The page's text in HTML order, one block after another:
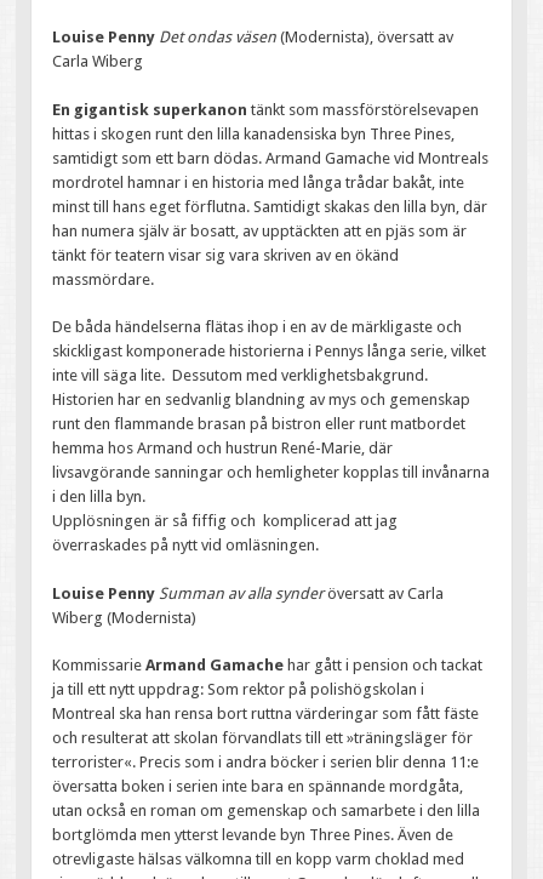
Louise Penny Det ondas väsen (Modernista), översatt av
Carla Wiberg
En gigantisk superkanon tänkt som massförstörelsevapen
hittas i skogen runt den lilla kanadensiska byn Three Pines,
samtidigt som ett barn dödas. Armand Gamache vid Montreals
mordrotel hamnar i en historia med långa trådar bakåt, inte
minst till hans eget förflutna. Samtidigt skakas den lilla byn, där
han numera själv är bosatt, av upptäckten att en pjäs som är
tänkt för teatern visar sig vara skriven av en ökänd
massmördare.
De båda händelserna flätas ihop i en av de märkligaste och
skickligast komponerade historierna i Pennys långa serie, vilket
inte vill säga lite. Dessutom med verklighetsbakgrund.
Historien har en sedvanlig blandning av mys och gemenskap
runt den flammande brasan på bistron eller runt matbordet
hemma hos Armand och hustrun René-Marie, där
livsavgörande sanningar och hemligheter kopplas till invånarna
i den lilla byn.
Upplösningen är så fiffig och komplicerad att jag
överraskades på nytt vid omläsningen.
Louise Penny Summan av alla synderöversatt av Carla
Wiberg (Modernista)
KommissarieArmand Gamache har gått i pension och tackat
ja till ett nytt uppdrag: Som rektor på polishögskolan i
Montreal ska han rensa bort ruttna värderingar som fått fäste
och resulterat att skolan förvandlats till ett »träningsläger för
terrorister«. Precis som i andra böcker i serien blir denna 11:e
översatta boken i serien inte bara en spännande mordgåta,
utan också en roman om gemenskap och samarbete i den lilla
bortglömda men ytterst levande byn Three Pines. Även de
otrevligaste hälsas välkomna till en kopp varm choklad med